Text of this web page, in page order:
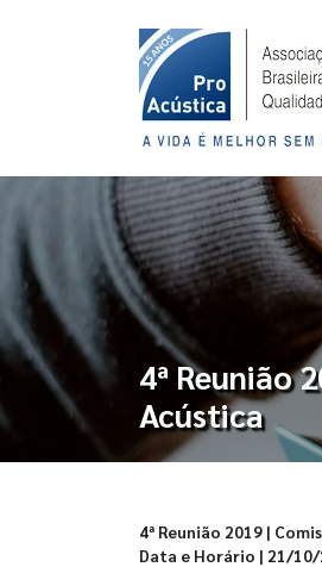
4ª Reunião
Acústica
4ª Reunião 2019 |
Data e Horário | 21/10/